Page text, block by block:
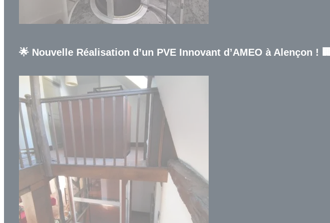
🌟 Nouvelle Réalisation d’un PVE Innovant d’AMEO à Alençon ! 🏢